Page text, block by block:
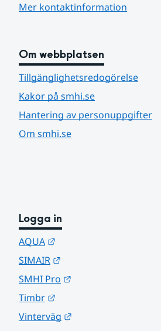
Mer kontaktinformation
Om webbplatsen
Tillgänglighetsredogörelse
Kakor på smhi.se
Hantering av personuppgifter
Om smhi.se
Logga in
AQUA
SIMAIR
SMHI Pro
Timbr
Vinterväg